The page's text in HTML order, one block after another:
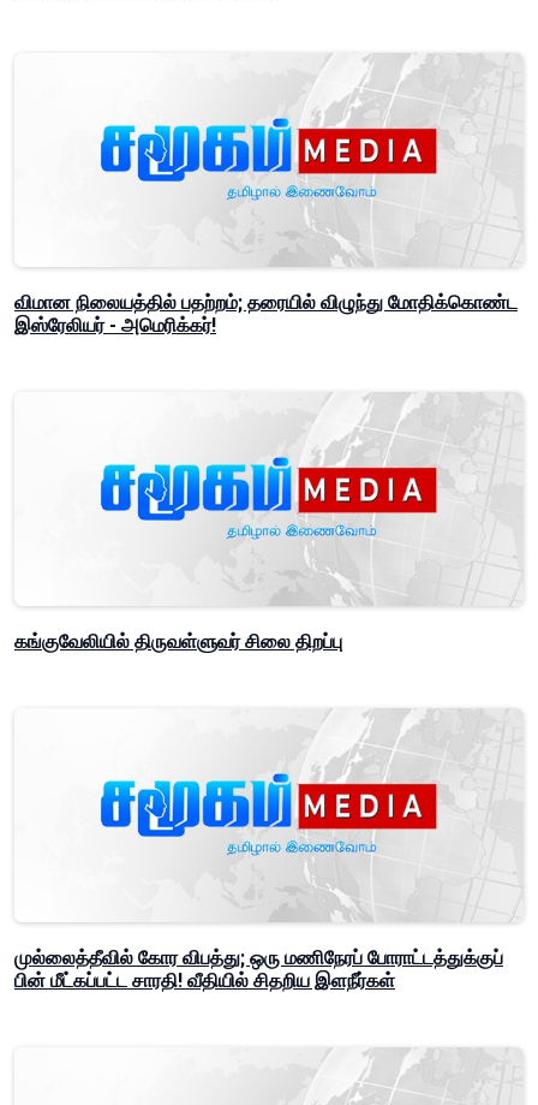
விமான நிலையத்தில் பதற்றம்; தரையில் விழுந்து மோதிக்கொண்ட
இஸ்ரேலியர் - அமெரிக்கர்!
கங்குவேலியில் திருவள்ளுவர் சிலை திறப்பு
முல்லைத்தீவில் கோர விபத்து; ஒரு மணிநேரப் போராட்டத்துக்குப்
பின் மீட்கப்பட்ட சாரதி! வீதியில் சிதறிய இளநீர்கள்